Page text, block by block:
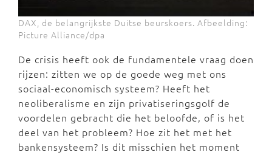
DAX, de belangrijkste Duitse beurskoers. Afbeelding:
Picture Alliance/dpa
De crisis heeft ook de fundamentele vraag doen
rijzen: zitten we op de goede weg met ons
sociaal-economisch systeem? Heeft het
neoliberalisme en zijn privatiseringsgolf de
voordelen gebracht die het beloofde, of is het
deel van het probleem? Hoe zit het met het
bankensysteem? Is dit misschien het moment